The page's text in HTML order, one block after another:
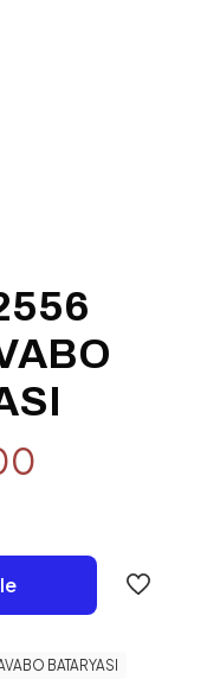
BATARYASI